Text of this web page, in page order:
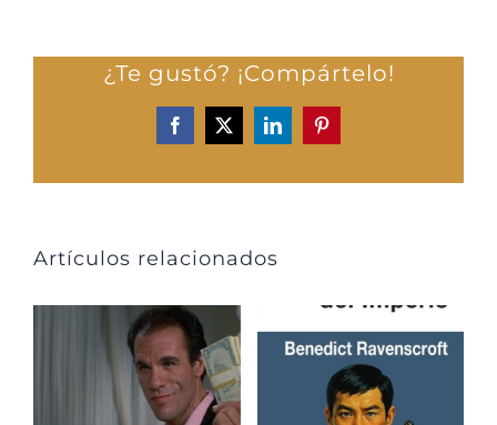
¿Te gustó? ¡Compártelo!
Facebook
X LinkedInPinterest
Artículos relacionados